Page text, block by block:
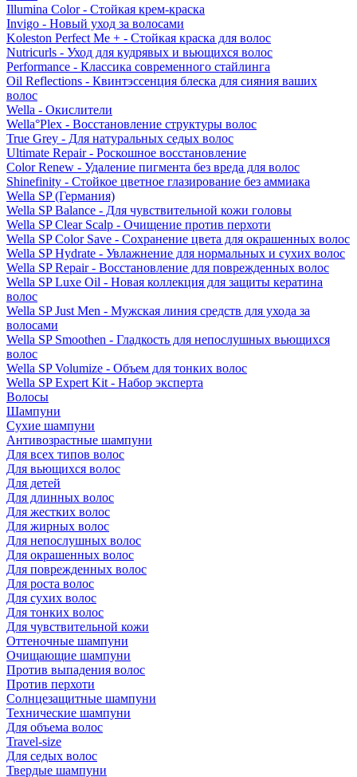
Illumina Color - Стойкая крем-краска
Invigo - Новый уход за волосами
Koleston Perfect Me + - Стойкая краска для волос
Nutricurls - Уход для кудрявых и вьющихся волос
Performance - Классика современного стайлинга
Oil Reflections - Квинтэссенция блеска для сияния ваших
волос
Wella - Окислители
Wella°Plex - Восстановление структуры волос
True Grey - Для натуральных седых волос
Ultimate Repair - Роскошное восстановление
Color Renew - Удаление пигмента без вреда для волос
Shinefinity - Стойкое цветное глазирование без аммиака
Wella SP (Германия)
Wella SP Balance - Для чувствительной кожи головы
Wella SP Clear Scalp - Очищение против перхоти
Wella SP Color Save - Сохранение цвета для окрашенных волос
Wella SP Hydrate - Увлажнение для нормальных и сухих волос
Wella SP Repair - Восстановление для поврежденных волос
Wella SP Luxe Oil - Новая коллекция для защиты кератина
волос
Wella SP Just Men - Мужская линия средств для ухода за
волосами
Wella SP Smoothen - Гладкость для непослушных вьющихся
волос
Wella SP Volumize - Объем для тонких волос
Wella SP Expert Kit - Набор эксперта
Волосы
Шампуни
Сухие шампуни
Антивозрастные шампуни
Для всех типов волос
Для вьющихся волос
Для детей
Для длинных волос
Для жестких волос
Для жирных волос
Для непослушных волос
Для окрашенных волос
Для поврежденных волос
Для роста волос
Для сухих волос
Для тонких волос
Для чувствительной кожи
Оттеночные шампуни
Очищающие шампуни
Против выпадения волос
Против перхоти
Солнцезащитные шампуни
Технические шампуни
Для объема волос
Travel-size
Для седых волос
Твердые шампуни